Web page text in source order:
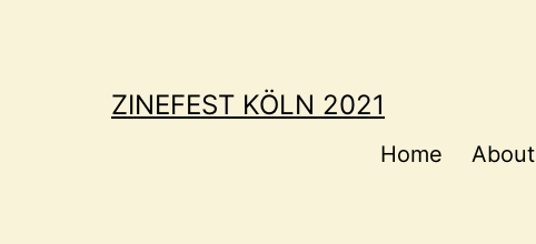
ZINEFEST KÖLN 2021
Home About